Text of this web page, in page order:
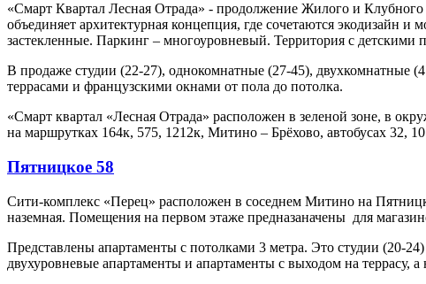
«Смарт Квартал Лесная Отрада» - продолжение Жилого и
объединяет архитектурная концепция, где сочетаются
застекленные. Паркинг – многоуровневый. Территория с
В продаже студии (22-27), однокомнатные (27-45), двухкомнатные
террасами и французскими окнами от пола до потолка.
«Смарт квартал «Лесная Отрада» расположен в зеленой зоне, в
на маршрутках 164к, 575, 1212к, Митино – Брёхово, автобусах 32,
Пятницкое 58
Сити-комплекс «Перец» расположен в соседнем Митино на
наземная. Помещения на первом этаже предназаначены для
Представлены апартаменты с потолками 3 метра. Это студии (20-
двухуровневые апартаменты и апартаменты с выходом на террасу,